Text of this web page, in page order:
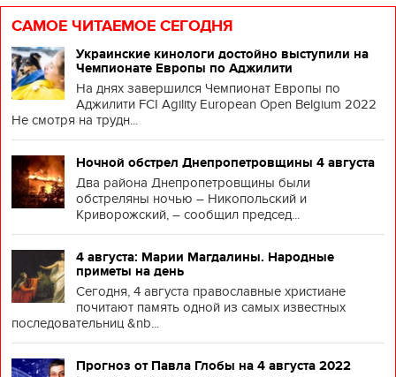
САМОЕ ЧИТАЕМОЕ СЕГОДНЯ
Украинские кинологи достойно выступили на
Чемпионате Европы по Аджилити
На днях завершился Чемпионат Европы по
Аджилити FCI Agility European Open Belgium 2022
Не смотря на трудн...
Ночной обстрел Днепропетровщины 4 августа
Два района Днепропетровщины были
обстреляны ночью – Никопольский и
Криворожский, – сообщил председ...
4 августа: Марии Магдалины. Народные
приметы на день
Сегодня, 4 августа православные христиане
почитают память одной из самых известных
последовательниц &nb...
Прогноз от Павла Глобы на 4 августа 2022